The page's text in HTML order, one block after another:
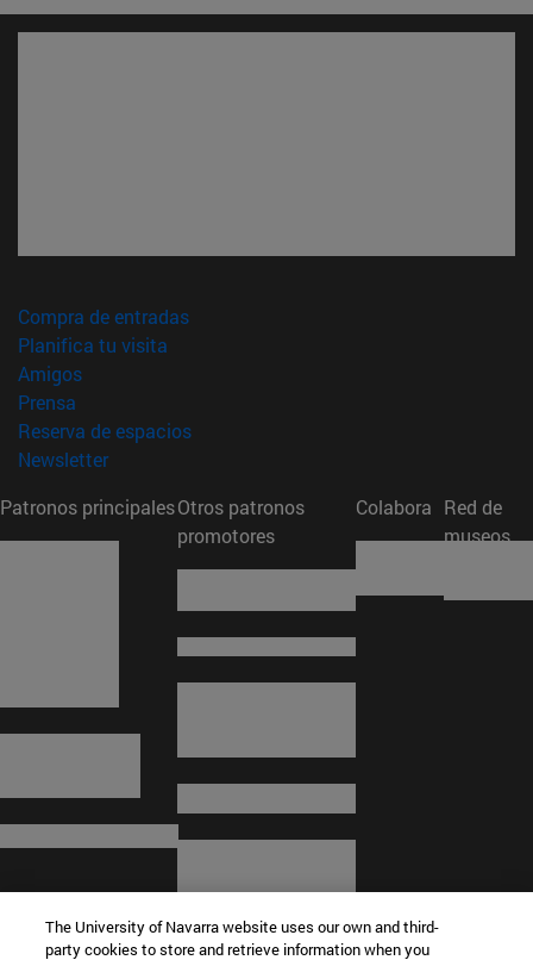
Compra de entradas(abre en nueva ventana)
Planifica tu visita
Amigos(abre en nueva ventana)
Prensa
Reserva de espacios(abre en nueva ventana)
Newsletter(abre en nueva ventana)
Patronos principalesOtros patronos
promotores
Colabora Red de
museos
The University of Navarra website uses our own and third-
party cookies to store and retrieve information when you